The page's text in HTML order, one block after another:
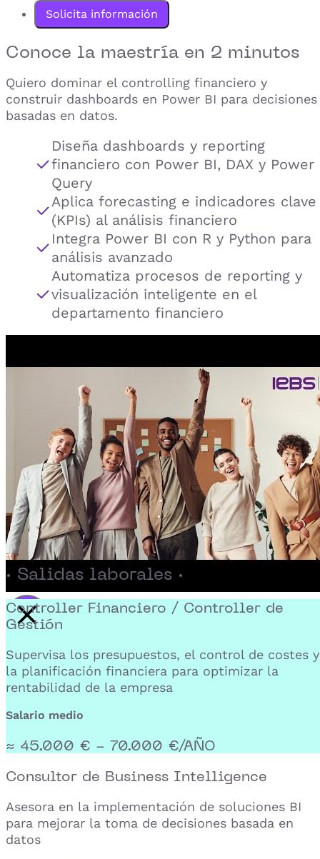
Solicita información
Conoce la maestría en 2 minutos
Quiero dominar el controlling financiero y
construir dashboards en Power BI para decisiones
basadas en datos.
Diseña dashboards y reporting
financiero con Power BI, DAX y Power
Query
Aplica forecasting e indicadores clave
(KPIs) al análisis financiero
Integra Power BI con R y Python para
análisis avanzado
Automatiza procesos de reporting y
visualización inteligente en el
departamento financiero
Activar reproducción del video
· Salidas laborales ·
Controller Financiero / Controller de
Gestión
Supervisa los presupuestos, el control de costes y
la planificación financiera para optimizar la
rentabilidad de la empresa
Salario medio
≈ 45.000 € - 70.000 €/AÑO
Consultor de Business Intelligence
Asesora en la implementación de soluciones BI
para mejorar la toma de decisiones basada en
datos